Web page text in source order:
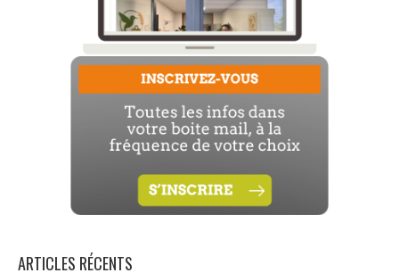
ARTICLES RÉCENTS